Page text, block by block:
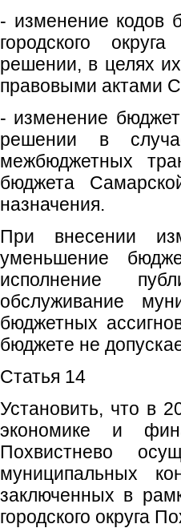
- изменение кодов
городского
решении, в целях
правовыми актами
- изменение
решении в
межбюджетных
бюджета
назначения.
При внесении
уменьшение
исполнение
обслуживание
бюджетных
бюджете не
Статья 14
Установить, что в
экономике и
Похвистнево
муниципальных
заключенных в
городского округа